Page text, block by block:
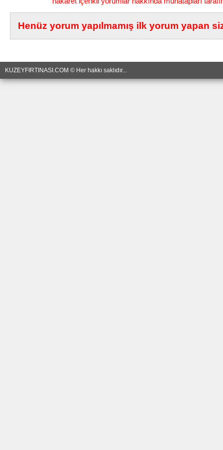
Henüz yorum yapılmamış ilk yorum yapan
KUZEYFIRTINASI.COM © Her hakkı saklıdır...